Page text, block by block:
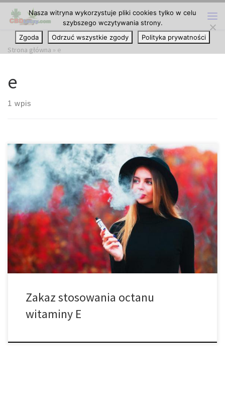
Przejdź do treści
Strona główna » e
e
1 wpis
Michigan w końcu zakazuje stosowania octanu witaminy E w
produktach do wapowania. Michigan wreszcie zakazało
sprzedawcom marihuany sprzedawania produktów cannabis
zawierających octan witaminy E, chemicznego dodatku
związanego ze śmiertelną chorobą płuc, która, jak się uważa,
spowodowała śmierć ponad 49 osób oraz zachorowań ponad
2290 innych osób w całym kraju. Stanowa […]
Zakaz stosowania octanu
witaminy E
Nasza witryna wykorzystuje pliki cookies tylko w celu
szybszego wczytywania strony.
Zgoda
Odrzuć wszystkie zgody Polityka prywatności